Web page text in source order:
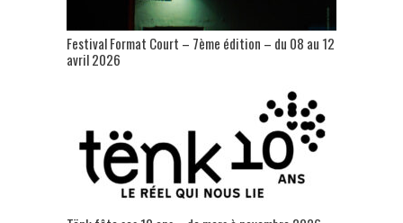
Festival Format Court – 7ème édition – du 08 au 12
avril 2026